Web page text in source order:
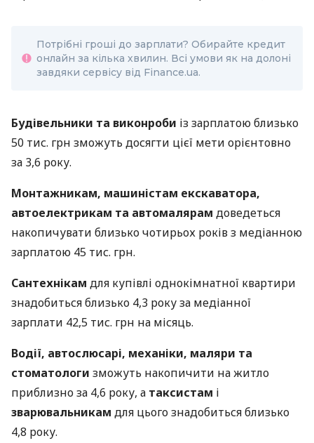
Потрібні гроші до зарплати? Обирайте кредит
онлайн за кілька хвилин. Всі умови як на долоні
завдяки сервісу від Finance.ua.
Будівельники та виконроби із зарплатою близько
50 тис. грн зможуть досягти цієї мети орієнтовно
за 3,6 року.
Монтажникам, машиністам екскаватора,
автоелектрикам та автомалярам доведеться
накопичувати близько чотирьох років з медіанною
зарплатою 45 тис. грн.
Сантехнікам для купівлі однокімнатної квартири
знадобиться близько 4,3 року за медіанної
зарплати 42,5 тис. грн на місяць.
Водії, автослюсарі, механіки, маляри та
стоматологи зможуть накопичити на житло
приблизно за 4,6 року, а таксистам і
зварювальникам для цього знадобиться близько
4,8 року.